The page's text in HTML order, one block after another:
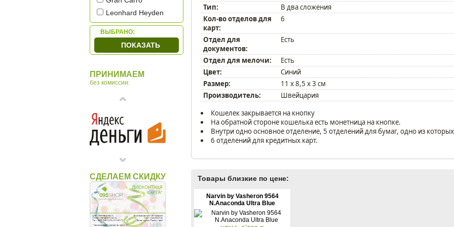
Leonhard Heyden
Mano
Petek
Sergio Belotti
Tuscany Leather
Макей
ВЫБРАНО:
ПОКАЗАТЬ
ПРИНИМАЕМ
без комиссии:
СДЕЛАЕМ СКИДКУ
Тип:
В два сложения
Кол-во отделов для
карт:
6
Отдел для
документов:
Есть
Отдел для мелочи:
Есть
Цвет:
Синий
Размер:
11 х 8,5 х 3 см
Производитель:
Швейцария
Кошелек закрывается на кнопку
На обратной стороне кошелька есть монетница на кнопке.
Внутри одно основное отделение, 5 отделений для бумаг, одно из которых
6 отделений для кредитных карт.
Товары близкие по цене:
Narvin by Vasheron 9564
N.Anaconda Ultra Blue